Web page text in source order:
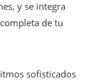
y se integra
de tu
sofisticados